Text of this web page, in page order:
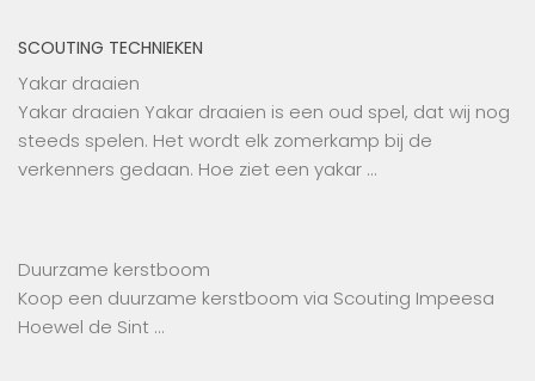
SCOUTING TECHNIEKEN
Yakar draaien
Yakar draaien Yakar draaien is een oud spel, dat wij nog
steeds spelen. Het wordt elk zomerkamp bij de
verkenners gedaan. Hoe ziet een yakar …
Duurzame kerstboom
Koop een duurzame kerstboom via Scouting Impeesa
Hoewel de Sint …